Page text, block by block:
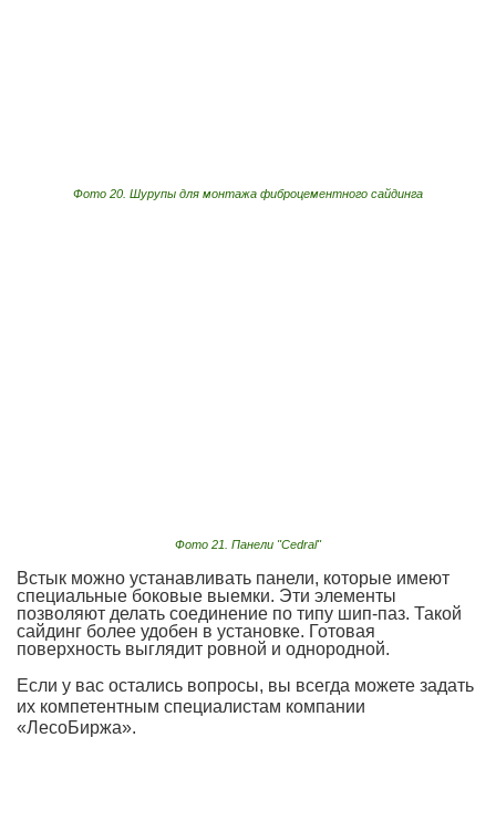
Фото 20. Шурупы для монтажа фиброцементного сайдинга
Фото 21. Панели "Cedral"
Встык можно устанавливать панели, которые имеют
специальные боковые выемки. Эти элементы
позволяют делать соединение по типу шип-паз. Такой
сайдинг более удобен в установке. Готовая
поверхность выглядит ровной и однородной.
Если у вас остались вопросы, вы всегда можете задать
их компетентным специалистам компании
«ЛесоБиржа».